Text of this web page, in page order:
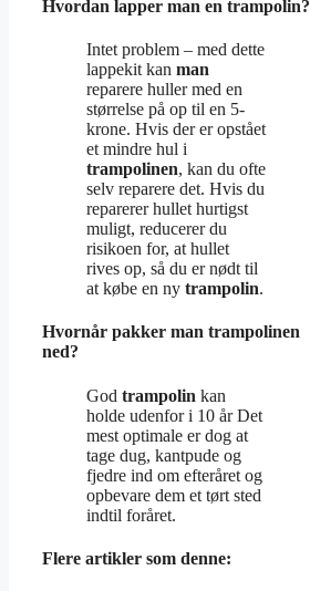
Hvordan lapper man en trampolin?
Intet problem – med dette
lappekit kan man
reparere huller med en
størrelse på op til en 5-
krone. Hvis der er opstået
et mindre hul i
trampolinen, kan du ofte
selv reparere det. Hvis du
reparerer hullet hurtigst
muligt, reducerer du
risikoen for, at hullet
rives op, så du er nødt til
at købe en ny trampolin.
Hvornår pakker man trampolinen
ned?
God trampolin kan
holde udenfor i 10 år Det
mest optimale er dog at
tage dug, kantpude og
fjedre ind om efteråret og
opbevare dem et tørt sted
indtil foråret.
Flere artikler som denne: